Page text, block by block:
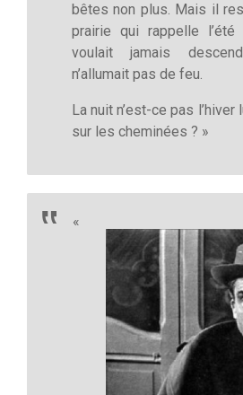
bêtes non plus. Mais il
prairie qui rappelle
voulait jamais
n’allumait pas de feu.
La nuit n’est-ce pas
sur les cheminées ? »
«